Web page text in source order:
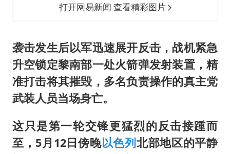
打开网易新闻 查看精彩图片
袭击发生后以军迅速展开反击，战机紧急
升空锁定黎南部一处火箭弹发射装置，精
准打击将其摧毁，多名负责操作的真主党
武装人员当场身亡。
这只是第一轮交锋更猛烈的反击接踵而
至，5月12日傍晚以色列北部地区的平静